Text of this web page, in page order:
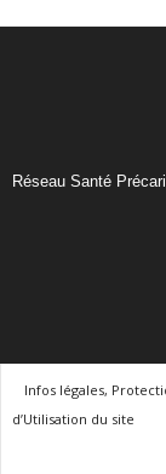
Réseau Santé
Infos légales,
d’Utilisation du site